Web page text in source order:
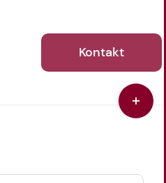
Kontakt
Toggle
Sliding